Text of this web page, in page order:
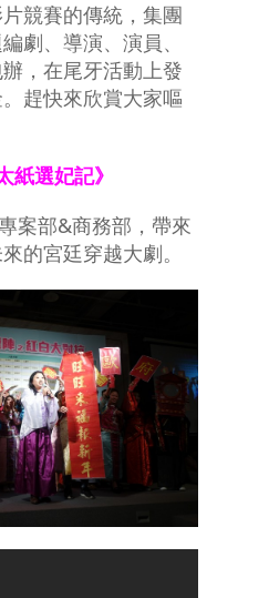
競賽的傳統，集團
劇、導演、演員、
，在尾牙活動上發
趕快來欣賞大家嘔
紙選妃記》
案部&商務部，帶來
的宮廷穿越大劇。